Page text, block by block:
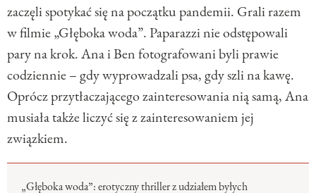
zaczęli spotykać się na początku pandemii. Grali razem
w filmie „Głęboka woda”. Paparazzi nie odstępowali
pary na krok. Ana i Ben fotografowani byli prawie
codziennie – gdy wyprowadzali psa, gdy szli na kawę.
Oprócz przytłaczającego zainteresowania nią samą, Ana
musiała także liczyć się z zainteresowaniem jej
związkiem.
„Głęboka woda”: erotyczny thriller z udziałem byłych